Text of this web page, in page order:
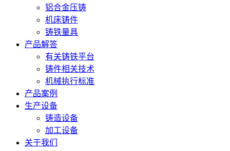
铝合金压铸
机床铸件
铸铁量具
产品解答
有关铸铁平台
铸件相关技术
机械执行标准
产品案例
生产设备
铸造设备
加工设备
关于我们